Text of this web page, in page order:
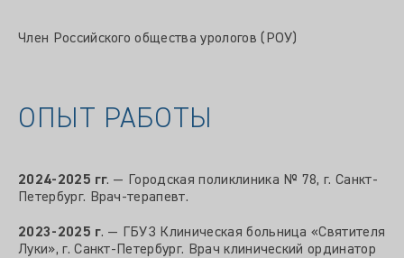
Член Российского общества урологов (РОУ)
ОПЫТ РАБОТЫ
2024-2025 гг. — Городская поликлиника № 78, г. Санкт-
Петербург. Врач-терапевт.
2023-2025 г. — ГБУЗ Клиническая больница «Святителя
Луки», г. Санкт-Петербург. Врач клинический ординатор